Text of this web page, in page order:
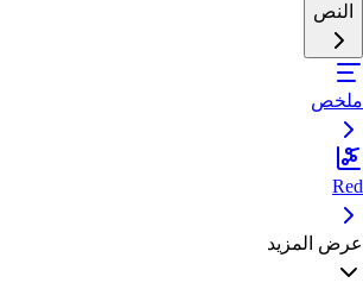
النص
ملخص
Red
عرض المزيد